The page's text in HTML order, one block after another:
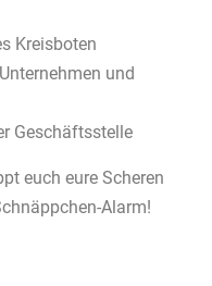
Kreisboten
und
Geschäftsstelle
euch eure Scheren
Alarm!